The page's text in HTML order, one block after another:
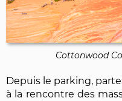
Cottonwood
Depuis le parking,
à la rencontre des